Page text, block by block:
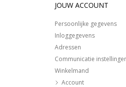
JOUW ACCOUNT
Persoonlijke gegevens
Inloggegevens
Adressen
Communicatie
Winkelmand
Account